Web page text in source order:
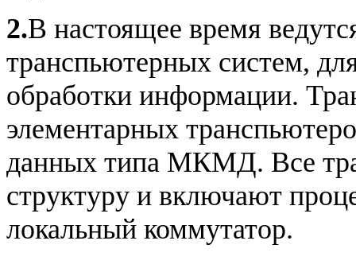
2.В настоящее время
транспьютерных систем,
обработки информации.
элементарных
данных типа МКМД. Все
структуру и включают
локальный коммутатор.